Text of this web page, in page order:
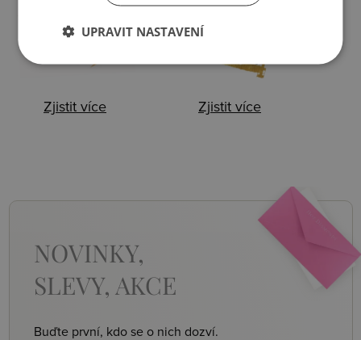
Zjistit více
Balení
Zjistit více
NOVINKY,
SLEVY, AKCE
Buďte první, kdo se o nich dozví.
UPRAVIT NASTAVENÍ